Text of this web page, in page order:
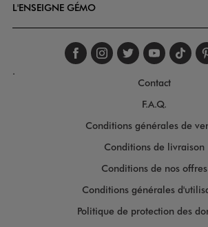
L'ENSEIGNE GÉMO
Suivez-nous
Suivez-
Suivez-
.
Contact
F.A.Q.
Conditions générales de
Conditions de livraison
Conditions de nos offres
Conditions générales
Politique de protection des